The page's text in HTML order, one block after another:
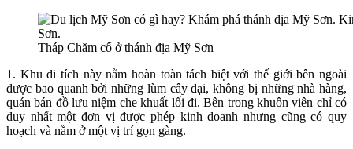
Tháp Chăm cổ ở thánh địa Mỹ Sơn
1. Khu di tích này nằm hoàn toàn tách biệt với thế giới bên ngoài
được bao quanh bởi những lùm cây dại, không bị những nhà hàng,
quán bán đồ lưu niệm che khuất lối đi. Bên trong khuôn viên chỉ có
duy nhất một đơn vị được phép kinh doanh nhưng cũng có quy
hoạch và nằm ở một vị trí gọn gàng.